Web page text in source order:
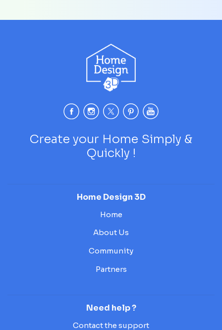
Create your Home Simply &
Quickly !
Home Design 3D
Home
About Us
Community
Partners
Need help ?
Contact the support